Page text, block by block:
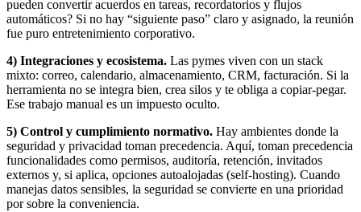
pueden convertir acuerdos en tareas, recordatorios y flujos
automáticos? Si no hay “siguiente paso” claro y asignado, la reunión
fue puro entretenimiento corporativo.
4) Integraciones y ecosistema. Las pymes viven con un stack
mixto: correo, calendario, almacenamiento, CRM, facturación. Si la
herramienta no se integra bien, crea silos y te obliga a copiar-pegar.
Ese trabajo manual es un impuesto oculto.
5) Control y cumplimiento normativo. Hay ambientes donde la
seguridad y privacidad toman precedencia. Aquí, toman precedencia
funcionalidades como permisos, auditoría, retención, invitados
externos y, si aplica, opciones autoalojadas (self-hosting). Cuando
manejas datos sensibles, la seguridad se convierte en una prioridad
por sobre la conveniencia.